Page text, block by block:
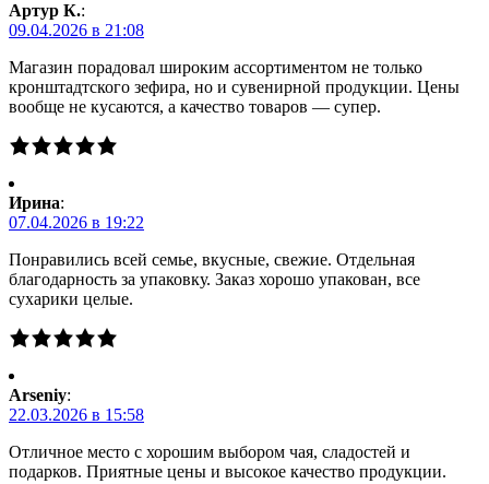
Артур К.:
09.04.2026 в 21:08
Магазин порадовал широким ассортиментом не только
кронштадтского зефира, но и сувенирной продукции. Цены
вообще не кусаются, а качество товаров — супер.
Ирина:
07.04.2026 в 19:22
Понравились всей семье, вкусные, свежие. Отдельная
благодарность за упаковку. Заказ хорошо упакован, все
сухарики целые.
Arseniy:
22.03.2026 в 15:58
Отличное место с хорошим выбором чая, сладостей и
подарков. Приятные цены и высокое качество продукции.